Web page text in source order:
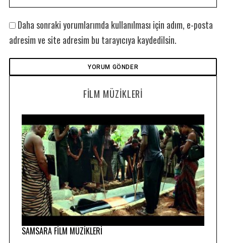
Daha sonraki yorumlarımda kullanılması için adım, e-posta
adresim ve site adresim bu tarayıcıya kaydedilsin.
FILM MÜZIKLERI
SAMSARA FİLM MÜZİKLERİ